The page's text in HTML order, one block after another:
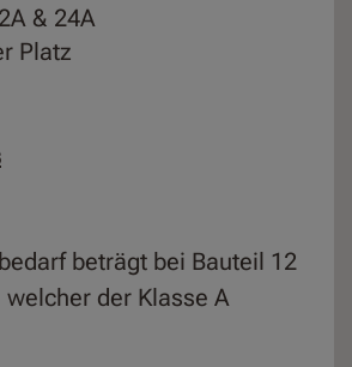
& 24A
Platz
beträgt bei Bauteil 12
welcher der Klasse A